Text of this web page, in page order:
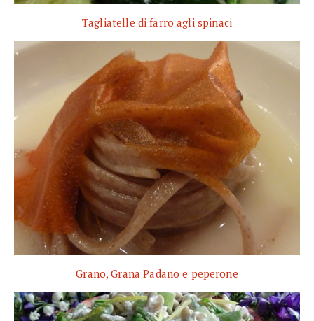
Tagliatelle di farro agli spinaci
Grano, Grana Padano e peperone